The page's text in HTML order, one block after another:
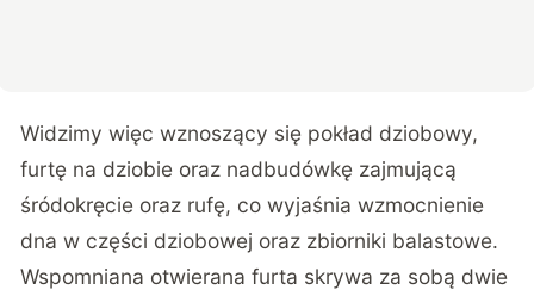
Widzimy więc wznoszący się pokład dziobowy,
furtę na dziobie oraz nadbudówkę zajmującą
śródokręcie oraz rufę, co wyjaśnia wzmocnienie
dna w części dziobowej oraz zbiorniki balastowe.
Wspomniana otwierana furta skrywa za sobą dwie